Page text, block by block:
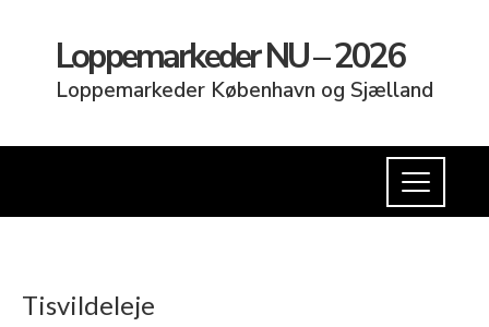
Loppemarkeder NU – 2026
Loppemarkeder København og Sjælland
Tisvildeleje